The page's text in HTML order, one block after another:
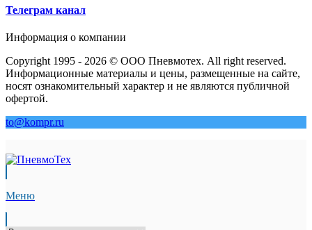
Телеграм канал
Информация о компании
Copyright 1995 - 2026 © ООО Пневмотех. All right reserved.
Информационные материалы и цены, размещенные на сайте,
носят ознакомительный характер и не являются публичной
офертой.
to@kompr.ru
Меню